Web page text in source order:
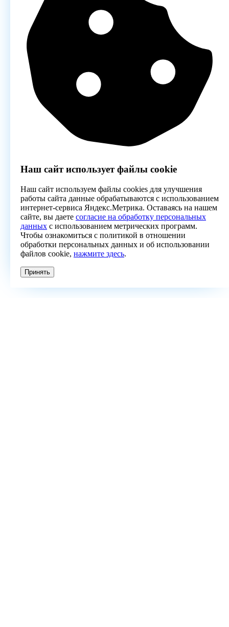
Наш сайт использует файлы cookie
Наш сайт используем файлы cookies для улучшения
работы сайта данные обрабатываются с использованием
интернет-сервиса Яндекс.Метрика. Оставаясь на нашем
сайте, вы даете согласие на обработку персональных
данных с использованием метрических программ.
Чтобы ознакомиться с политикой в отношении
обработки персональных данных и об использовании
файлов cookie, нажмите здесь.
Принять